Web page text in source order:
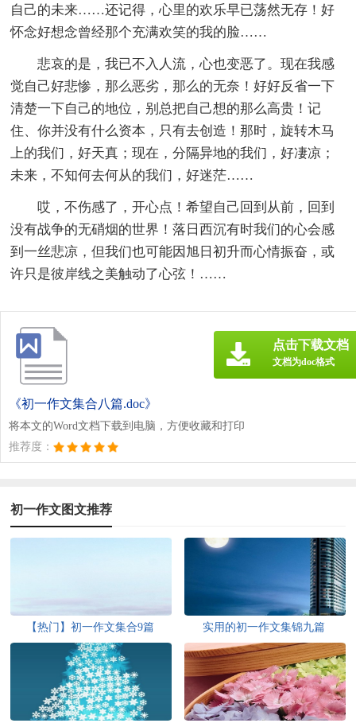
自己的未来……还记得，心里的欢乐早已荡然无存！好
怀念好想念曾经那个充满欢笑的我的脸……
悲哀的是，我已不入人流，心也变恶了。现在我感
觉自己好悲惨，那么恶劣，那么的无奈！好好反省一下
清楚一下自己的地位，别总把自己想的那么高贵！记
住、你并没有什么资本，只有去创造！那时，旋转木马
上的我们，好天真；现在，分隔异地的我们，好凄凉；
未来，不知何去何从的我们，好迷茫……
哎，不伤感了，开心点！希望自己回到从前，回到
没有战争的无硝烟的世界！落日西沉有时我们的心会感
到一丝悲凉，但我们也可能因旭日初升而心情振奋，或
许只是彼岸线之美触动了心弦！……
《初一作文集合八篇.doc》
将本文的Word文档下载到电脑，方便收藏和打印
推荐度：
点击下载文档
文档为doc格式
初一作文图文推荐
【热门】初一作文集合9篇 实用的初一作文集锦九篇